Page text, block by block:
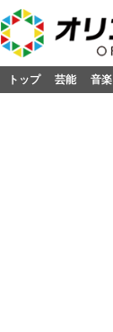
トップ 芸能 音楽